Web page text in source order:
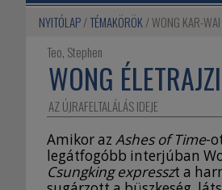
NYITÓLAP TÉMAKÖRÖK WONG KAR-WAI
Teo, Stephen
WONG
AZ ÚJRAFELTALÁLÁS IDEJE
Amikor az Ashes of Time-
legátfogóbb interjúban
Csungking expresszt a